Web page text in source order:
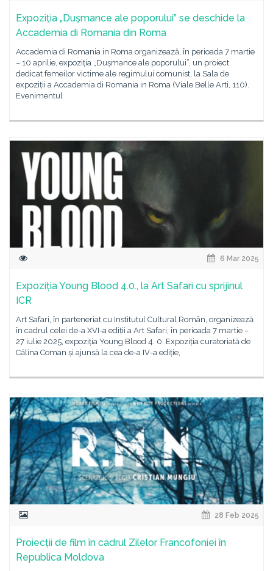
Expoziţia „Duşmance ale poporului” se deschide la
Accademia di Romania din Roma
Accademia di Romania in Roma organizează, în perioada 7 martie
– 10 aprilie, expoziția „Dușmance ale poporului”, un proiect
dedicat femeilor victime ale regimului comunist, la Sala de
expoziții a Accademia di Romania in Roma (Viale Belle Arti, 110).
Evenimentul
6 Mar 2025
Expoziția Young Blood 4.0., la Art Safari cu sprijinul
ICR
Art Safari, în parteneriat cu Institutul Cultural Român, organizează
în cadrul celei de-a XVI-a ediții a Art Safari, în perioada 7 martie –
27 iulie 2025, expoziția Young Blood 4. 0. Expoziția curatoriată de
Călina Coman și ajunsă la cea de-a IV-a ediție,
28 Feb 2025
Proiecții de film în cadrul Zilelor Francofoniei în
Republica Moldova